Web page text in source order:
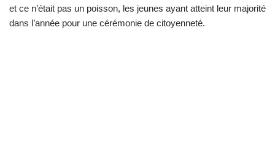
et ce n’était pas un poisson, les jeunes ayant atteint leur majorité
dans l’année pour une cérémonie de citoyenneté.